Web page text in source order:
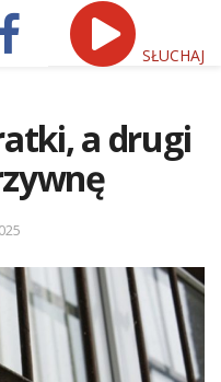
SŁUCHAJ
a drugi